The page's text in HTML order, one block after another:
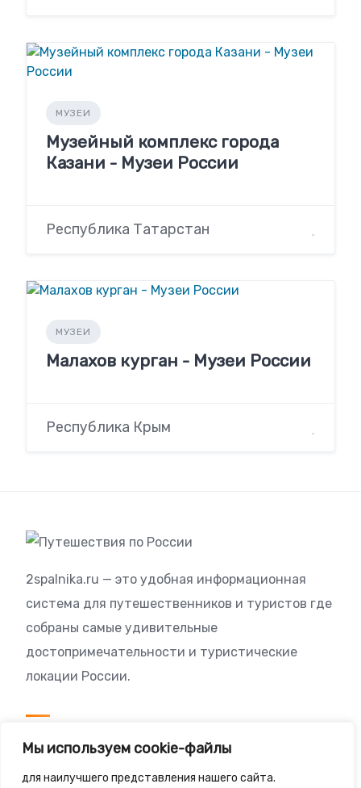
Мы используем cookie-файлы
для наилучшего представления нашего сайта.
МУЗЕИ
Музейный комплекс города
Казани - Музеи России
Республика Татарстан
МУЗЕИ
Малахов курган - Музеи России
Республика Крым
2spalnika.ru — это удобная информационная
система для путешественников и туристов где
собраны самые удивительные
достопримечательности и туристические
локации России.